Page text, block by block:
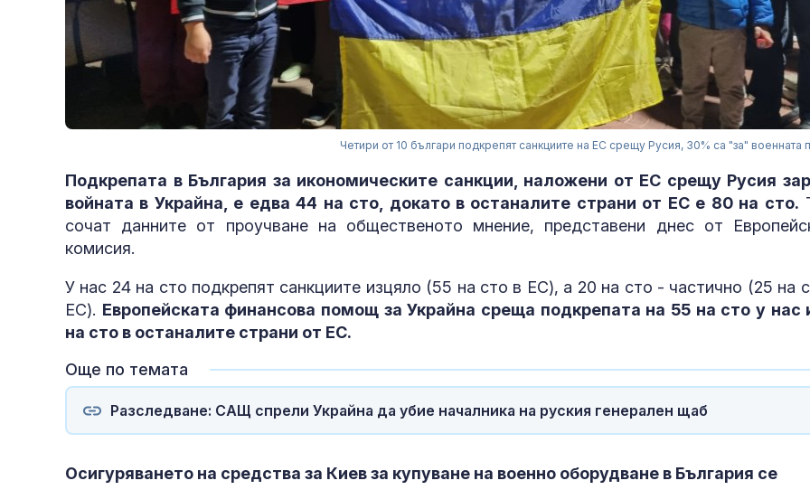
Четири от 10 българи подкрепят санкциите на ЕС срещу Русия, 30% са "за"
Подкрепата в България за икономическите санкции, наложени от ЕС срещу Русия
войната в Украйна, е едва 44 на сто, докато в останалите страни от ЕС е 80 на сто.
сочат данните от проучване на общественото мнение, представени днес от
комисия.
У нас 24 на сто подкрепят санкциите изцяло (55 на сто в ЕС), а 20 на сто - частично (25 на
ЕС). Европейската финансова помощ за Украйна среща подкрепата на 55 на сто у нас
на сто в останалите страни от ЕС.
Още по темата
Разследване: САЩ спрели Украйна да убие началника на руския генерален щаб
Осигуряването на средства за Киев за купуване на военно оборудване в България се
за съдебните